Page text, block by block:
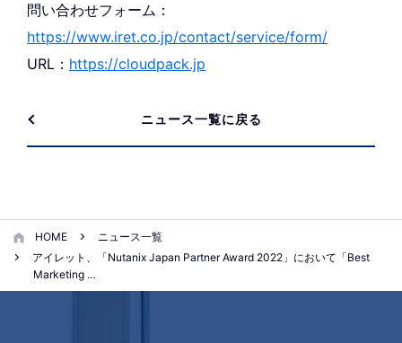
問い合わせフォーム：
https://www.iret.co.jp/contact/service/form/
URL： https://cloudpack.jp
ニュース一覧に戻る
HOME
ニュース一覧
アイレット、「Nutanix Japan Partner Award 2022」において「Best
Marketing …